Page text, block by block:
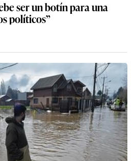
ser un botín para una
políticos”